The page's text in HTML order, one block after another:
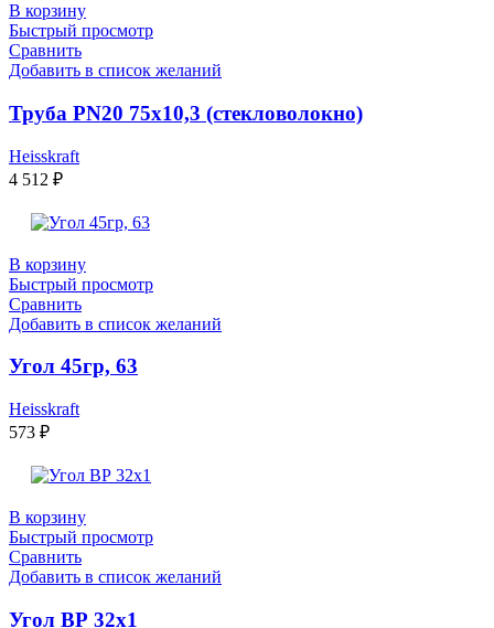
В корзину
Быстрый просмотр
Сравнить
Добавить в список желаний
Труба PN20 75х10,3 (стекловолокно)
Heisskraft
4 512 ₽
В корзину
Быстрый просмотр
Сравнить
Добавить в список желаний
Угол 45гр, 63
Heisskraft
573 ₽
В корзину
Быстрый просмотр
Сравнить
Добавить в список желаний
Угол ВР 32х1